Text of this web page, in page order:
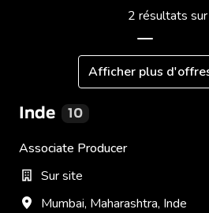
2 résultats
Afficher plus
Inde 10
Associate Producer
Sur site
Mumbai, Maharashtra, Inde